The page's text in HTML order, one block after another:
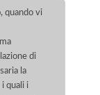
quando vi
di
la
quali i